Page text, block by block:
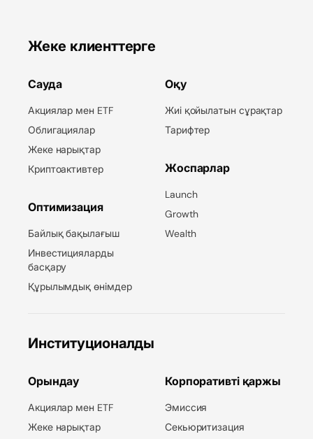
Жеке клиенттерге
Сауда
Акциялар мен ETF
Облигациялар
Жеке нарықтар
Криптоактивтер
Оптимизация
Байлық бақылағыш
Инвестицияларды
басқару
Құрылымдық өнімдер
Оқу
Жиі қойылатын сұрақтар
Тарифтер
Жоспарлар
Launch
Growth
Wealth
Институционалды
Орындау
Акциялар мен ETF
Жеке нарықтар
Корпоративті қаржы
Эмиссия
Секьюритизация